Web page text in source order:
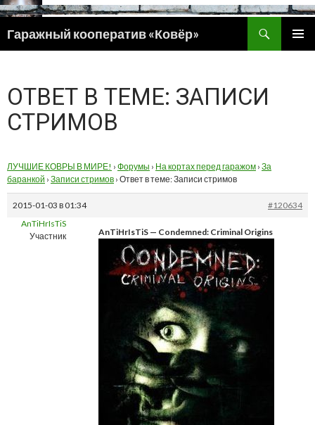
Гаражный кооператив «Ковёр»
ПЕРЕЙТИ
ОТВЕТ В ТЕМЕ: ЗАПИСИ
СТРИМОВ
ЛУЧШИЕ КОВРЫ В МИРЕ! › Форумы › На кортах перед гаражом › За
баранкой › Записи стримов › Ответ в теме: Записи стримов
2015-01-03 в 01:34
#120634
AnTiHrIsTiS
Участник
AnTiHrIsTiS — Condemned: Criminal Origins